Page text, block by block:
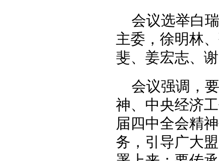
会议选举白
主委，徐明林
斐、姜宏志、
会议强调，
神、中央经济
届四中全会精
务，引导广大